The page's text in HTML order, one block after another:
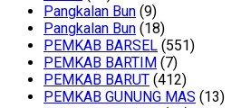
Pangkalan Bun (9)
Pangkalan Bun (18)
PEMKAB BARSEL (551)
PEMKAB BARTIM (7)
PEMKAB BARUT (412)
PEMKAB GUNUNG MAS (13)